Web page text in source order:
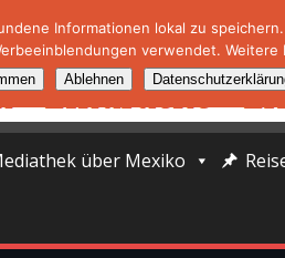
über Mexiko
Informationen lokal zu
verwendet.
Ablehnen